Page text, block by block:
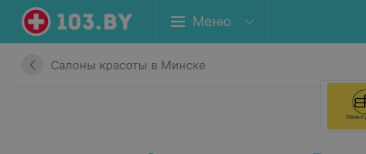
Меню
Салоны красоты в Минске